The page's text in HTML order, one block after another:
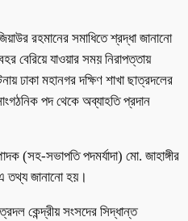
রহমানের সমাধিতে শ্রদ্ধা জানানো
বেরিয়ে যাওয়ার সময় নিরাপত্তায়
ঢাকা মহানগর দক্ষিণ শাখা ছাত্রদলের
পদ থেকে অব্যাহতি প্রদান
(সহ-সভাপতি পদমর্যাদা) মো. জাহাঙ্গীর
তথ্য জানানো হয়।
কেন্দ্রীয় সংসদের সিদ্ধান্ত